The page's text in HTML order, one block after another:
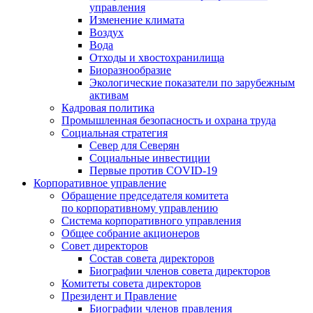
управления
Изменение климата
Воздух
Вода
Отходы и хвостохранилища
Биоразнообразие
Экологические показатели по зарубежным
активам
Кадровая политика
Промышленная безопасность и охрана труда
Социальная стратегия
Север для Северян
Социальные инвестиции
Первые против COVID‑19
Корпоративное управление
Обращение председателя комитета
по корпоративному управлению
Система корпоративного управления
Общее собрание акционеров
Совет директоров
Состав совета директоров
Биографии членов совета директоров
Комитеты совета директоров
Президент и Правление
Биографии членов правления